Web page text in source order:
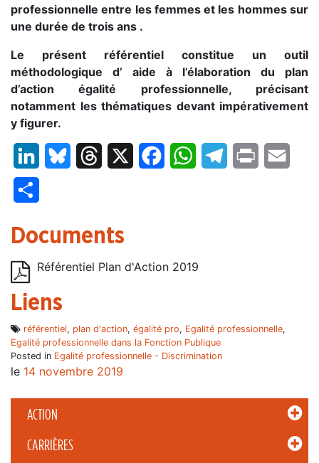
ACTION
CARRIÈRES
professionnelle entre les femmes et les hommes sur
une durée de trois ans .
Le présent référentiel constitue un outil
méthodologique d’ aide à l’élaboration du plan
d’action égalité professionnelle, précisant
notamment les thématiques devant impérativement
y figurer.
LinkedInBluesky Threads FacebookWhatsAppTelegram
Print
Documents
Référentiel Plan d'Action 2019
Liens
référentiel, plan d'action, égalité pro, Egalité professionnelle,
Egalité professionnelle dans la Fonction Publique
Posted in Egalité professionnelle - Discrimination
le 14 novembre 2019